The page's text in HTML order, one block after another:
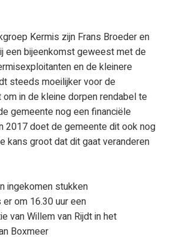
Kermis zijn Frans Broeder en
een bijeenkomst geweest met de
en de kleinere
steeds moeilijker voor de
in de kleine dorpen rendabel te
gemeente nog een financiële
2017 doet de gemeente dit ook nog
kans groot dat dit gaat veranderen
ingekomen stukken
om 16.30 uur een
van Willem van Rijdt in het
Boxmeer